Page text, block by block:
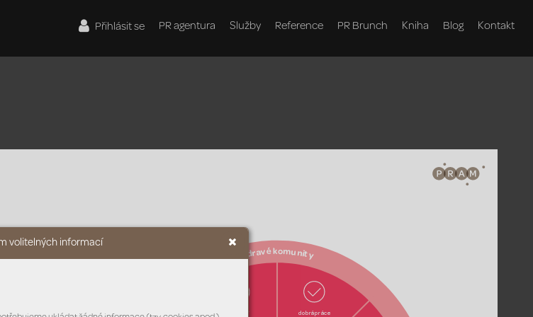
volitelných informací
dobrá práce
vzdělání
dravékomunity
Přihlásit se PR agentura Služby Reference PR Brunch Kniha Blog Kontakt